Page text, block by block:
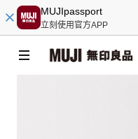
MUJIpassport
立刻使用官方APP